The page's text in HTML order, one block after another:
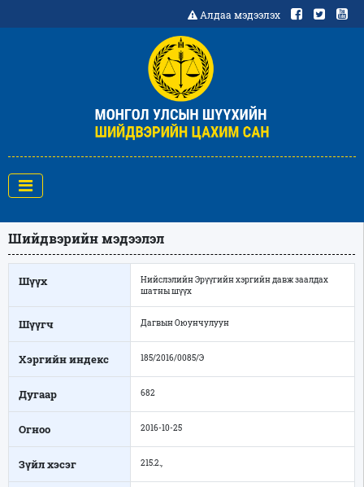
Алдаа мэдээлэх
Шийдвэрийн мэдээлэл
Шүүх
Нийслэлийн Эрүүгийн хэргийн давж заалдах
шатны шүүх
Шүүгч Дагвын Оюунчулуун
Хэргийн индекс 185/2016/0085/Э
Дугаар 682
Огноо 2016-10-25
Зүйл хэсэг 215.2.,